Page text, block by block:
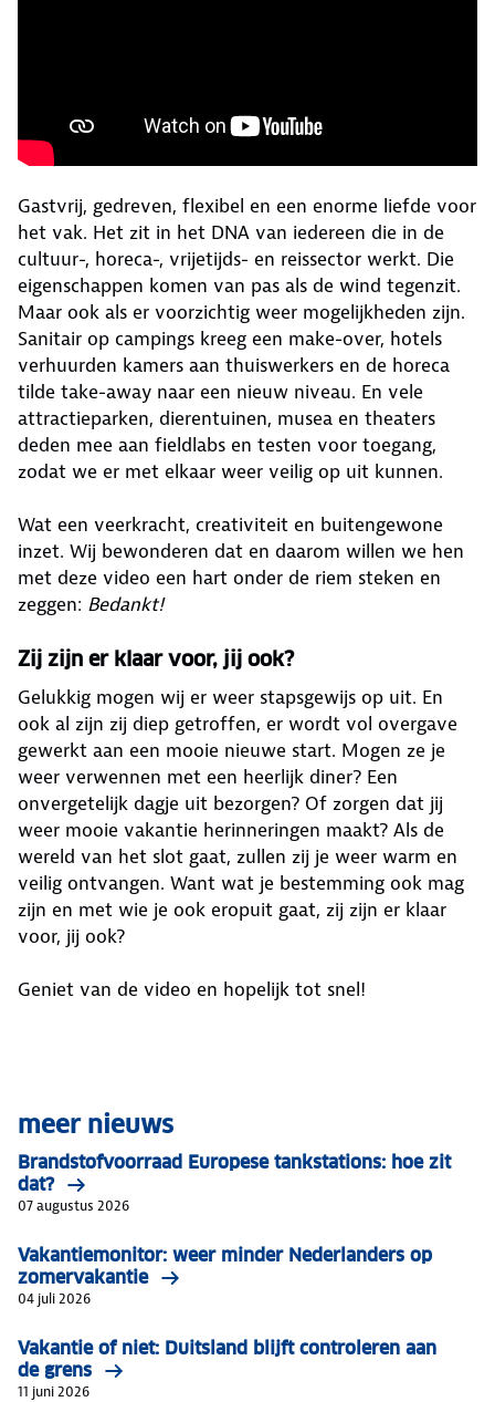
Gastvrij, gedreven, flexibel en een enorme liefde voor
het vak. Het zit in het DNA van iedereen die in de
cultuur-, horeca-, vrijetijds- en reissector werkt. Die
eigenschappen komen van pas als de wind tegenzit.
Maar ook als er voorzichtig weer mogelijkheden zijn.
Sanitair op campings kreeg een make-over, hotels
verhuurden kamers aan thuiswerkers en de horeca
tilde take-away naar een nieuw niveau. En vele
attractieparken, dierentuinen, musea en theaters
deden mee aan fieldlabs en testen voor toegang,
zodat we er met elkaar weer veilig op uit kunnen.
Wat een veerkracht, creativiteit en buitengewone
inzet. Wij bewonderen dat en daarom willen we hen
met deze video een hart onder de riem steken en
zeggen: Bedankt!
Zij zijn er klaar voor, jij ook?
Gelukkig mogen wij er weer stapsgewijs op uit. En
ook al zijn zij diep getroffen, er wordt vol overgave
gewerkt aan een mooie nieuwe start. Mogen ze je
weer verwennen met een heerlijk diner? Een
onvergetelijk dagje uit bezorgen? Of zorgen dat jij
weer mooie vakantie herinneringen maakt? Als de
wereld van het slot gaat, zullen zij je weer warm en
veilig ontvangen. Want wat je bestemming ook mag
zijn en met wie je ook eropuit gaat, zij zijn er klaar
voor, jij ook?
Geniet van de video en hopelijk tot snel!
meer nieuws
Brandstofvoorraad Europese tankstations: hoe zit
dat?
07 augustus 2026
Vakantiemonitor: weer minder Nederlanders op
zomervakantie
04 juli 2026
Vakantie of niet: Duitsland blijft controleren aan
de grens
11 juni 2026